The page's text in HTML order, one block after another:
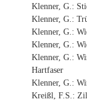
Klenner, G.:
Klenner, G.:
Klenner, G.:
Klenner, G.:
Klenner, G.:
Hartfaser
Klenner, G.:
Kreißl, F.S.: